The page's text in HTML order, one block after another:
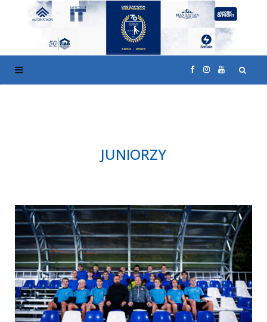
F
o
o
k
I
g
r
a
m
Y
b
e
JUNIORZY